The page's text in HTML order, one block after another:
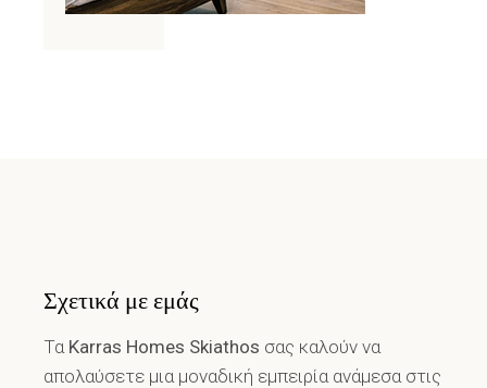
Σχετικά με εμάς
Τα Karras Homes Skiathos σας καλούν να
απολαύσετε μια μοναδική εμπειρία ανάμεσα στις